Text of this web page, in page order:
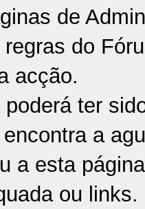
de
do
acção.
ter
a
a esta
ou links.